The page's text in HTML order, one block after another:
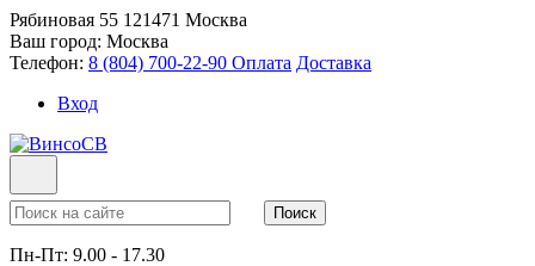
Рябиновая 55 121471 Москва
Ваш город: Москва
Телефон: 8 (804) 700-22-90 Оплата Доставка
Вход
Поиск
Пн-Пт: 9.00 - 17.30